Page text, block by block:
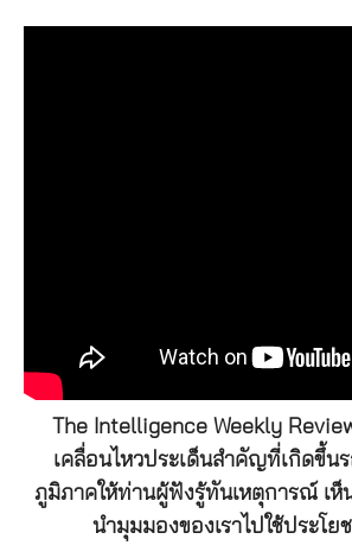
The Intelligence Weekly
เคลื่อนไหวประเด็นสำคัญที่เกิดขึ้น
ภูมิภาคให้ท่านผู้ฟังรู้ทันเหตุการณ์ เห็
นำมุมมองของเราไปใช้ประโย